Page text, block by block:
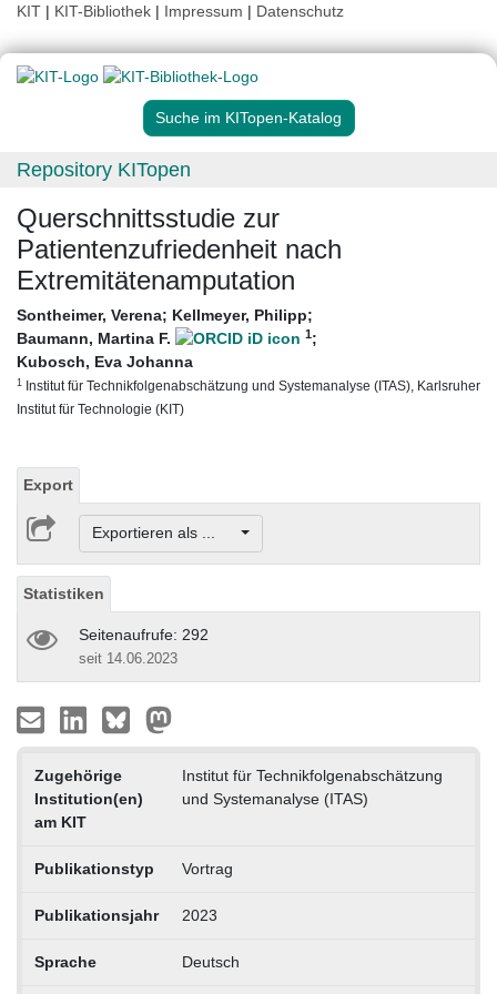
KIT | KIT-Bibliothek | Impressum | Datenschutz
Suche im KITopen-Katalog
Repository KITopen
Querschnittsstudie zur
Patientenzufriedenheit nach
Extremitätenamputation
Sontheimer, Verena; Kellmeyer, Philipp;
Baumann, Martina F.
1;
Kubosch, Eva Johanna
1 Institut für Technikfolgenabschätzung und Systemanalyse (ITAS), Karlsruher
Institut für Technologie (KIT)
Export
Exportieren als ...
Statistiken
Seitenaufrufe: 292
seit 14.06.2023
Zugehörige
Institution(en)
am KIT
Institut für Technikfolgenabschätzung
und Systemanalyse (ITAS)
Publikationstyp Vortrag
Publikationsjahr 2023
Sprache Deutsch